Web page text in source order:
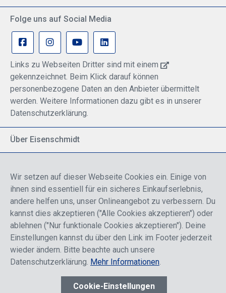
Folge uns auf Social Media
Links zu Webseiten Dritter sind mit einem
gekennzeichnet. Beim Klick darauf können
personenbezogene Daten an den Anbieter übermittelt
werden. Weitere Informationen dazu gibt es in unserer
Datenschutzerklärung.
Über Eisenschmidt
Breite Palette von Luftfahrtprodukten
Fokus auf Pilotenausbildung
Sicher einkaufen
* Alle Preise sind einschließlich der Rabatte, die je nach Login,
Wir setzen auf dieser Webseite Cookies ein. Einige von
ihnen sind essentiell für ein sicheres Einkaufserlebnis,
andere helfen uns, unser Onlineangebot zu verbessern. Du
kannst dies akzeptieren ("Alle Cookies akzeptieren") oder
ablehnen ("Nur funktionale Cookies akzeptieren"). Deine
Einstellungen kannst du über den Link im Footer jederzeit
wieder ändern. Bitte beachte auch unsere
Datenschutzerklärung. Mehr Informationen.
Cookie-Einstellungen